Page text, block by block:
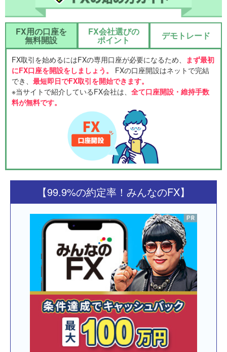
FX用の口座を
無料開設
FX会社選びの
ポイント デモトレード
FX取引を始めるにはFXの専用口座が必要になるため、
まず最初
にFX口座を開設をしましょう。
FXの口座開設はネットで完結
でき、 最短即日でFX取引を開始できます。
※当サイトで紹介しているFX会社は、 全て口座開設・維持手数
料が無料です。
【99.9%の約定率！みんなのFX】